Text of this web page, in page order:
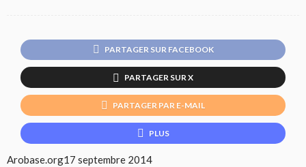
PARTAGER SUR FACEBOOK
PARTAGER SUR X
PARTAGER PAR E-MAIL
PLUS
Arobase.org17 septembre 2014